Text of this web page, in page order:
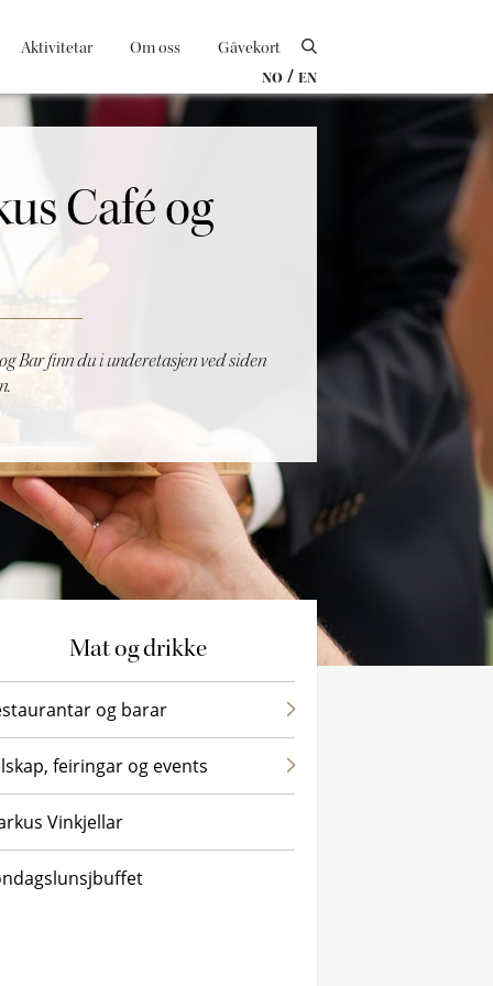
Aktivitetar Om oss Gåvekort
NO / EN
Café og
Bar finn du i underetasjen ved siden
Mat og drikke
og barar
feiringar og events
Vinkjellar